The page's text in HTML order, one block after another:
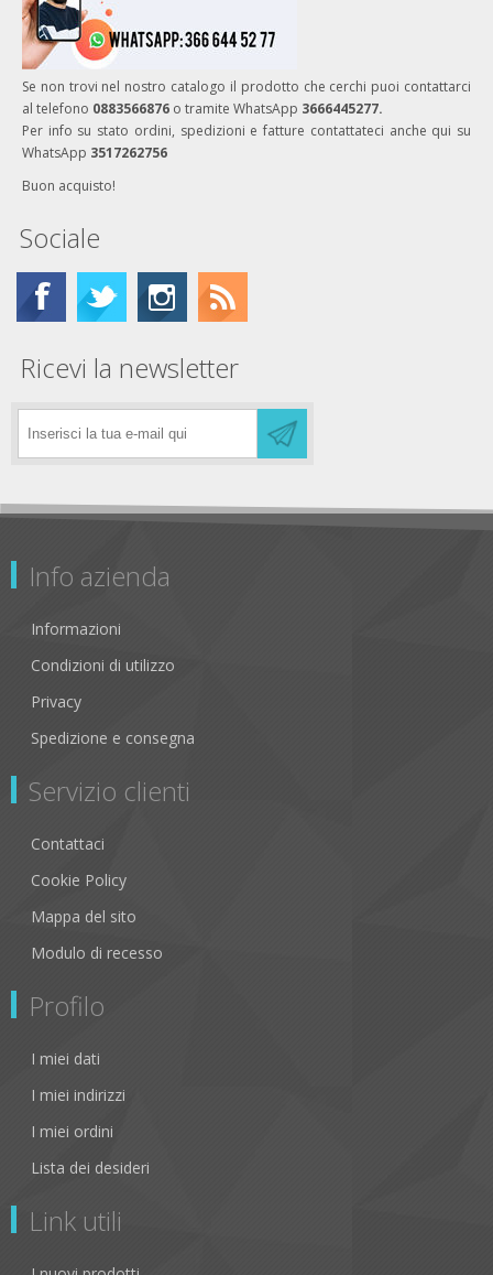
Se non trovi nel nostro catalogo il prodotto che cerchi puoi contattarci
al telefono 0883566876 o tramite WhatsApp 3666445277.
Per info su stato ordini, spedizioni e fatture contattateci anche qui su
WhatsApp 3517262756
Buon acquisto!
Sociale
Ricevi la newsletter
Info azienda
Informazioni
Condizioni di utilizzo
Privacy
Spedizione e consegna
Servizio clienti
Contattaci
Cookie Policy
Mappa del sito
Modulo di recesso
Profilo
I miei dati
I miei indirizzi
I miei ordini
Lista dei desideri
Link utili